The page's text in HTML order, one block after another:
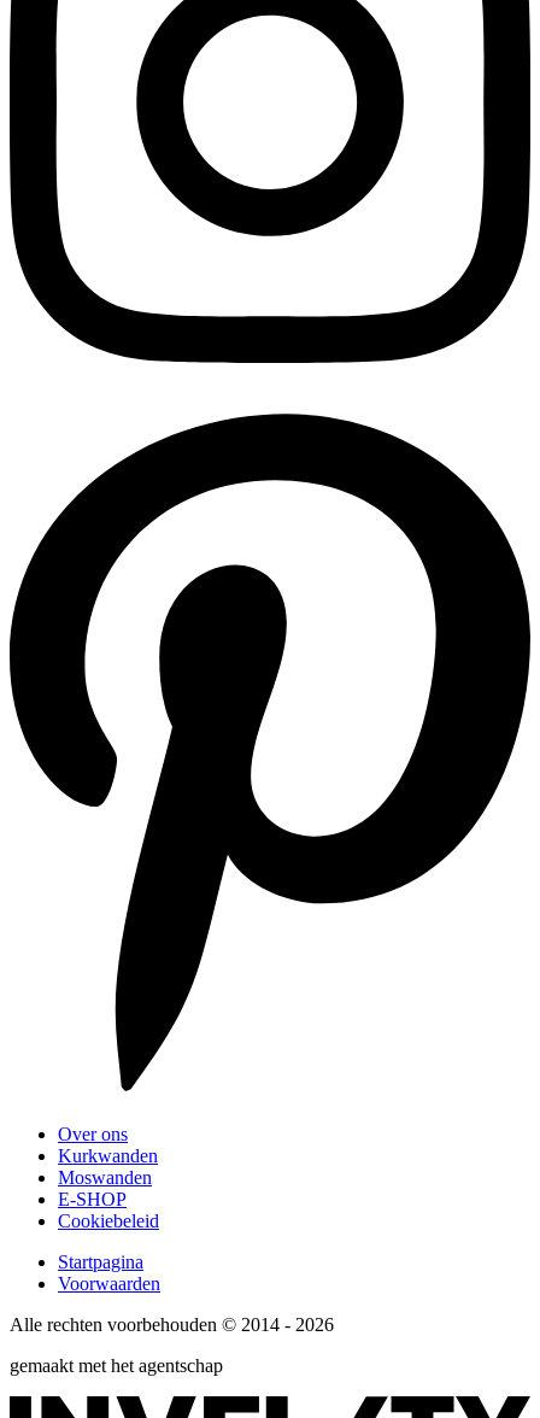
Over ons
Kurkwanden
Moswanden
E-SHOP
Cookiebeleid
Startpagina
Voorwaarden
Alle rechten voorbehouden © 2014 - 2026
gemaakt met het agentschap